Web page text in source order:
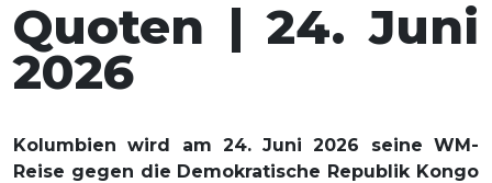
Quoten | 24. Juni
2026
Kolumbien wird am 24. Juni 2026 seine WM-
Reise gegen die Demokratische Republik Kongo